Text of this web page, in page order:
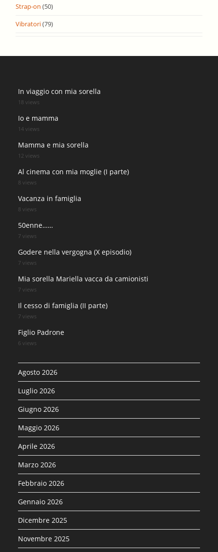
Strap-on (50)
Vibratori(79)
In viaggio con mia sorella
18 views
Io e mamma
14 views
Mamma e mia sorella
12 views
Al cinema con mia moglie (I parte)
8 views
Vacanza in famiglia
8 views
50enne……
7 views
Godere nella vergogna (X episodio)
7 views
Mia sorella Mariella vacca da camionisti
7 views
Il cesso di famiglia (II parte)
7 views
Figlio Padrone
6 views
Agosto 2026
Luglio 2026
Giugno 2026
Maggio 2026
Aprile 2026
Marzo 2026
Febbraio 2026
Gennaio 2026
Dicembre 2025
Novembre 2025